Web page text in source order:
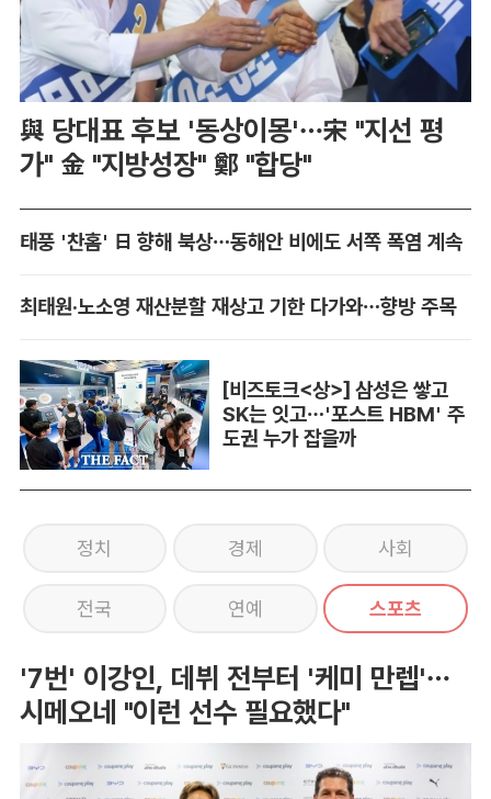
與 당대표 후보 '동상이몽'…宋 "지선 평
가" 金 "지방성장" 鄭 "합당"
태풍 '찬홈' 日 향해 북상…동해안 비에도 서쪽 폭염 계속
최태원·노소영 재산분할 재상고 기한 다가와…향방 주목
[비즈토크<상>] 삼성은 쌓고
SK는 잇고…'포스트 HBM' 주
도권 누가 잡을까
정치 경제 사회
전국 연예 스포츠
'7번' 이강인, 데뷔 전부터 '케미 만렙'…
시메오네 "이런 선수 필요했다"